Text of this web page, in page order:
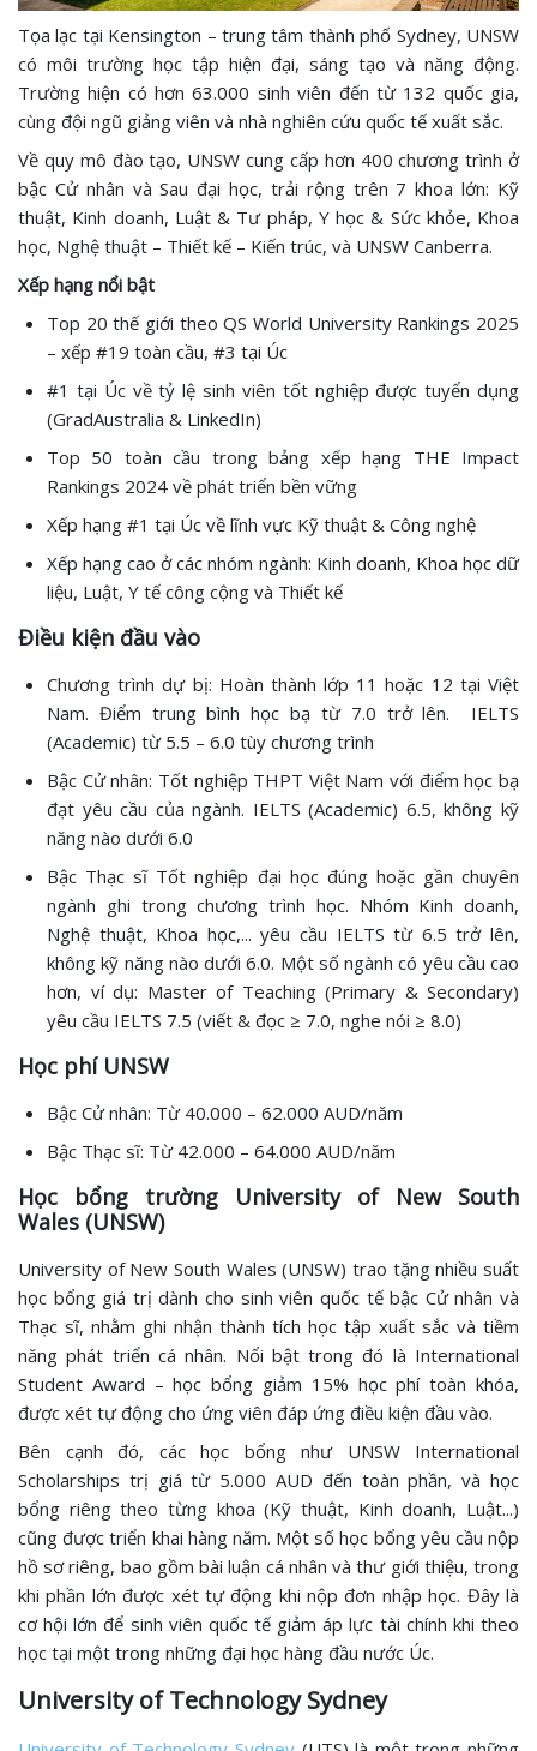
Tọa lạc tại Kensington – trung tâm thành phố Sydney, UNSW
có môi trường học tập hiện đại, sáng tạo và năng động.
Trường hiện có hơn 63.000 sinh viên đến từ 132 quốc gia,
cùng đội ngũ giảng viên và nhà nghiên cứu quốc tế xuất sắc.
Về quy mô đào tạo, UNSW cung cấp hơn 400 chương trình ở
bậc Cử nhân và Sau đại học, trải rộng trên 7 khoa lớn: Kỹ
thuật, Kinh doanh, Luật & Tư pháp, Y học & Sức khỏe, Khoa
học, Nghệ thuật – Thiết kế – Kiến trúc, và UNSW Canberra.
Xếp hạng nổi bật
Top 20 thế giới theo QS World University Rankings 2025
– xếp #19 toàn cầu, #3 tại Úc
#1 tại Úc về tỷ lệ sinh viên tốt nghiệp được tuyển dụng
(GradAustralia & LinkedIn)
Top 50 toàn cầu trong bảng xếp hạng THE Impact
Rankings 2024 về phát triển bền vững
Xếp hạng #1 tại Úc về lĩnh vực Kỹ thuật & Công nghệ
Xếp hạng cao ở các nhóm ngành: Kinh doanh, Khoa học dữ
liệu, Luật, Y tế công cộng và Thiết kế
Điều kiện đầu vào
Chương trình dự bị: Hoàn thành lớp 11 hoặc 12 tại Việt
Nam. Điểm trung bình học bạ từ 7.0 trở lên. IELTS
(Academic) từ 5.5 – 6.0 tùy chương trình
Bậc Cử nhân: Tốt nghiệp THPT Việt Nam với điểm học bạ
đạt yêu cầu của ngành. IELTS (Academic) 6.5, không kỹ
năng nào dưới 6.0
Bậc Thạc sĩ Tốt nghiệp đại học đúng hoặc gần chuyên
ngành ghi trong chương trình học. Nhóm Kinh doanh,
Nghệ thuật, Khoa học,... yêu cầu IELTS từ 6.5 trở lên,
không kỹ năng nào dưới 6.0. Một số ngành có yêu cầu cao
hơn, ví dụ: Master of Teaching (Primary & Secondary)
yêu cầu IELTS 7.5 (viết & đọc ≥ 7.0, nghe nói ≥ 8.0)
Học phí UNSW
Bậc Cử nhân: Từ 40.000 – 62.000 AUD/năm
Bậc Thạc sĩ: Từ 42.000 – 64.000 AUD/năm
Học bổng trường University of New South
Wales (UNSW)
University of New South Wales (UNSW) trao tặng nhiều suất
học bổng giá trị dành cho sinh viên quốc tế bậc Cử nhân và
Thạc sĩ, nhằm ghi nhận thành tích học tập xuất sắc và tiềm
năng phát triển cá nhân. Nổi bật trong đó là International
Student Award – học bổng giảm 15% học phí toàn khóa,
được xét tự động cho ứng viên đáp ứng điều kiện đầu vào.
Bên cạnh đó, các học bổng như UNSW International
Scholarships trị giá từ 5.000 AUD đến toàn phần, và học
bổng riêng theo từng khoa (Kỹ thuật, Kinh doanh, Luật...)
cũng được triển khai hàng năm. Một số học bổng yêu cầu nộp
hồ sơ riêng, bao gồm bài luận cá nhân và thư giới thiệu, trong
khi phần lớn được xét tự động khi nộp đơn nhập học. Đây là
cơ hội lớn để sinh viên quốc tế giảm áp lực tài chính khi theo
học tại một trong những đại học hàng đầu nước Úc.
University of Technology Sydney